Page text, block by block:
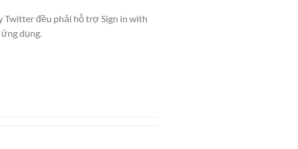
Twitter đều phải hỗ trợ Sign in with
dụng.